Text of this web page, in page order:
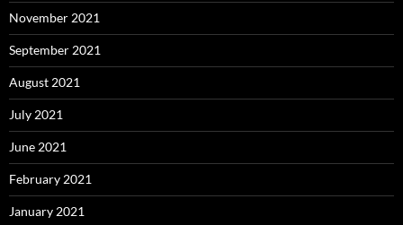
November 2021
September 2021
August 2021
July 2021
June 2021
February 2021
January 2021